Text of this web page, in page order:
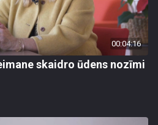
00:04:16
skaidro ūdens nozīmi